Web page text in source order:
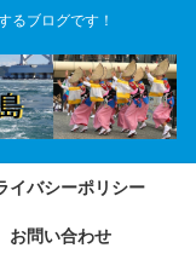
るブログです！
イバシーポリシー
お問い合わせ